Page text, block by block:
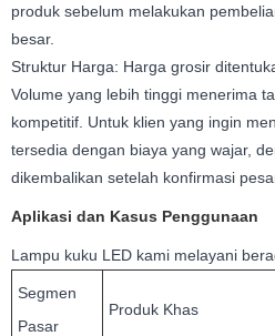
produk sebelum melakukan
besar.
Struktur Harga: Harga grosir
Volume yang lebih tinggi menerima
kompetitif. Untuk klien yang ingin
tersedia dengan biaya yang wajar,
dikembalikan setelah konfirmasi
Aplikasi dan Kasus Penggunaan
Lampu kuku LED kami melayani
Segmen
Pasar
Produk Khas